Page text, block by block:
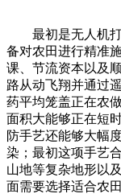
最初是无人机打
备对农田进行精准
课、节流资本以及
路从动飞翔并通过
药平均笼盖正在农
面积大能够正在短
防手艺还能够大幅
染；最初这项手艺
山地等复杂地形以
面需要选择适合农